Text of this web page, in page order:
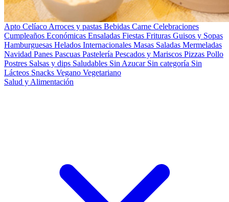
Apto Celíaco Arroces y pastas Bebidas Carne Celebraciones
Cumpleaños Económicas Ensaladas Fiestas Frituras Guisos y Sopas
Hamburguesas Helados Internacionales Masas Saladas Mermeladas
Navidad Panes Pascuas Pastelería Pescados y Mariscos Pizzas Pollo
Postres Salsas y dips Saludables Sin Azucar Sin categoría Sin
Lácteos Snacks Vegano Vegetariano
Salud y Alimentación